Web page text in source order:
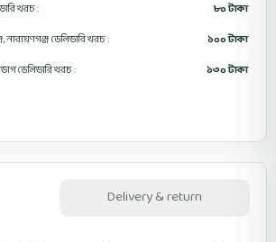
খরচ :
৮০ টাকা
নারায়ণগঞ্জ ডেলিভারি খরচ :
১০০ টাকা
ডেলিভারি খরচ :
১৩০ টাকা
Delivery & return